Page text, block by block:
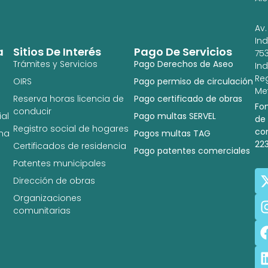
Pago De Servicios
Pago Derechos de Aseo
Pago permiso de circulación
Pago certificado de obras
Pago multas SERVEL
Pagos multas TAG
Pago patentes comerciales
Sitios De Interés
Trámites y Servicios
OIRS
Reserva horas licencia de
conducir
Registro social de hogares
Certificados de residencia
Patentes municipales
Dirección de obras
Organizaciones
comunitarias
Av.
de